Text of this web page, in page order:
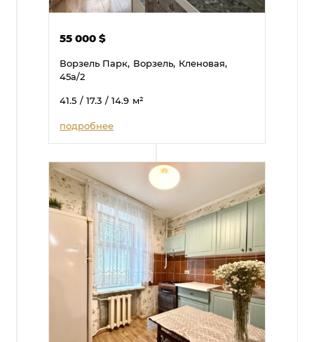
55 000$
Ворзель Парк, Ворзель, Кленовая,
45а/2
41.5 / 17.3 / 14.9 м²
подробнее